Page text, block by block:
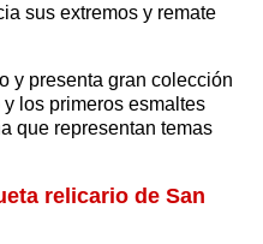
sus extremos y remate
y presenta gran colección
los primeros esmaltes
que representan temas
relicario de San